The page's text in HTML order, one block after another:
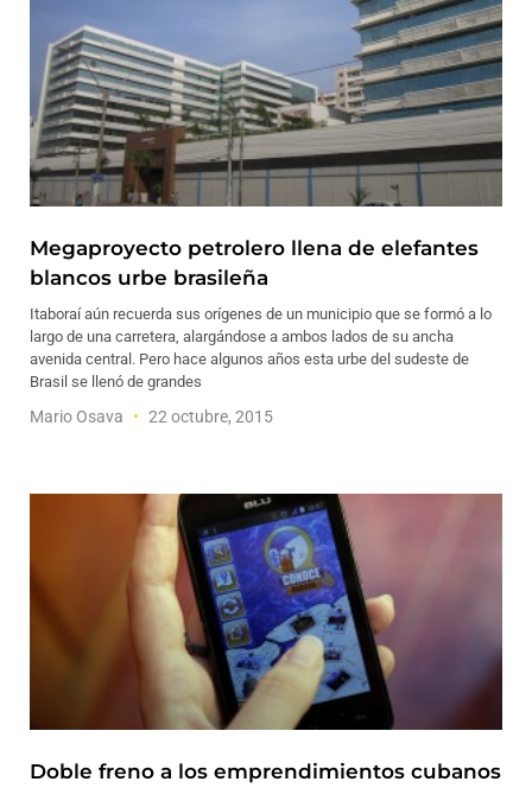
Megaproyecto petrolero llena de elefantes
blancos urbe brasileña
Itaboraí aún recuerda sus orígenes de un municipio que se formó a lo
largo de una carretera, alargándose a ambos lados de su ancha
avenida central. Pero hace algunos años esta urbe del sudeste de
Brasil se llenó de grandes
Mario Osava 22 octubre, 2015
Doble freno a los emprendimientos cubanos